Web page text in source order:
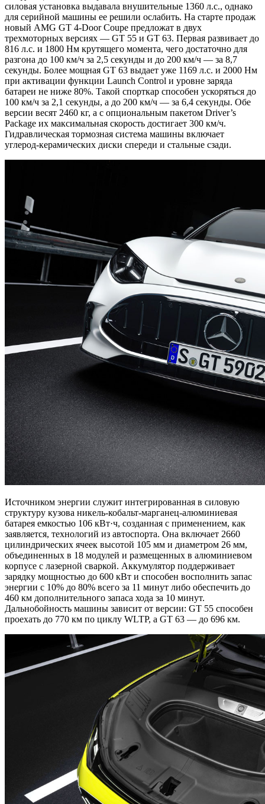
силовая установка выдавала внушительные 1360 л.с., однако
для серийной машины ее решили ослабить. На старте продаж
новый AMG GT 4-Door Coupe предложат в двух
трехмоторных версиях — GT 55 и GT 63. Первая развивает до
816 л.с. и 1800 Нм крутящего момента, чего достаточно для
разгона до 100 км/ч за 2,5 секунды и до 200 км/ч — за 8,7
секунды. Более мощная GT 63 выдает уже 1169 л.с. и 2000 Нм
при активации функции Launch Control и уровне заряда
батареи не ниже 80%. Такой спорткар способен ускоряться до
100 км/ч за 2,1 секунды, а до 200 км/ч — за 6,4 секунды. Обе
версии весят 2460 кг, а с опциональным пакетом Driver’s
Package их максимальная скорость достигает 300 км/ч.
Гидравлическая тормозная система машины включает
углерод-керамических диски спереди и стальные сзади.
Источником энергии служит интегрированная в силовую
структуру кузова никель-кобальт-марганец-алюминиевая
батарея емкостью 106 кВт·ч, созданная с применением, как
заявляется, технологий из автоспорта. Она включает 2660
цилиндрических ячеек высотой 105 мм и диаметром 26 мм,
объединенных в 18 модулей и размещенных в алюминиевом
корпусе с лазерной сваркой. Аккумулятор поддерживает
зарядку мощностью до 600 кВт и способен восполнить запас
энергии с 10% до 80% всего за 11 минут либо обеспечить до
460 км дополнительного запаса хода за 10 минут.
Дальнобойность машины зависит от версии: GT 55 способен
проехать до 770 км по циклу WLTP, а GT 63 — до 696 км.